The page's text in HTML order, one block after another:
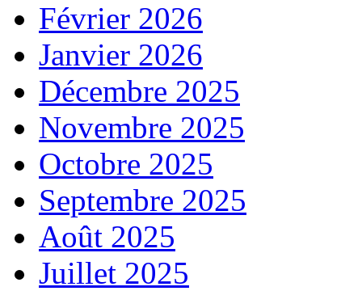
Février 2026
Janvier 2026
Décembre 2025
Novembre 2025
Octobre 2025
Septembre 2025
Août 2025
Juillet 2025